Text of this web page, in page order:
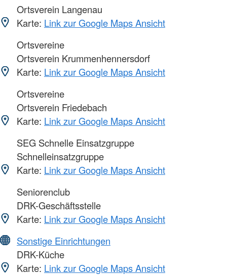
Ortsverein Langenau
Karte: Link zur Google Maps Ansicht
Ortsvereine
Ortsverein Krummenhennersdorf
Karte: Link zur Google Maps Ansicht
Ortsvereine
Ortsverein Friedebach
Karte: Link zur Google Maps Ansicht
SEG Schnelle Einsatzgruppe
Schnelleinsatzgruppe
Karte: Link zur Google Maps Ansicht
Seniorenclub
DRK-Geschäftsstelle
Karte: Link zur Google Maps Ansicht
Sonstige Einrichtungen
DRK-Küche
Karte: Link zur Google Maps Ansicht